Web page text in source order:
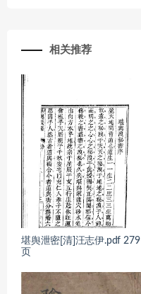
相关推荐
堪舆泄密[清]汪志伊.pdf 279
页